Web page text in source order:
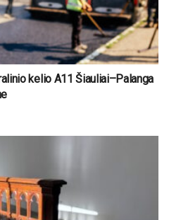
kelio A11 Šiauliai–Palanga